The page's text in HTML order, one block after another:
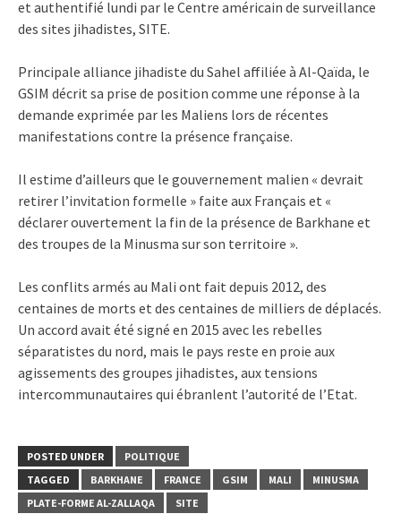
et authentifié lundi par le Centre américain de surveillance
des sites jihadistes, SITE.
Principale alliance jihadiste du Sahel affiliée à Al-Qaïda, le
GSIM décrit sa prise de position comme une réponse à la
demande exprimée par les Maliens lors de récentes
manifestations contre la présence française.
Il estime d’ailleurs que le gouvernement malien « devrait
retirer l’invitation formelle » faite aux Français et «
déclarer ouvertement la fin de la présence de Barkhane et
des troupes de la Minusma sur son territoire ».
Les conflits armés au Mali ont fait depuis 2012, des
centaines de morts et des centaines de milliers de déplacés.
Un accord avait été signé en 2015 avec les rebelles
séparatistes du nord, mais le pays reste en proie aux
agissements des groupes jihadistes, aux tensions
intercommunautaires qui ébranlent l’autorité de l’Etat.
POSTED UNDER
POLITIQUE
TAGGED
BARKHANE FRANCE GSIM MALI
MINUSMA
PLATE-FORME AL-ZALLAQA
SITE